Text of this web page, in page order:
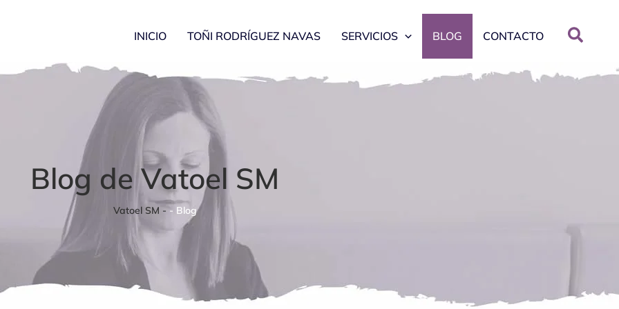
INICIO TOÑI RODRÍGUEZ NAVAS SERVICIOS BLOG CONTACTO
Blog de Vatoel SM
Vatoel SM - - Blog